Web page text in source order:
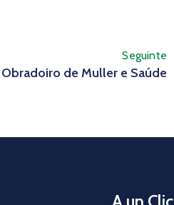
Seguinte
Obradoiro de Muller e Saúde